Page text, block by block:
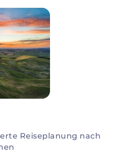
Reiseplanung nach